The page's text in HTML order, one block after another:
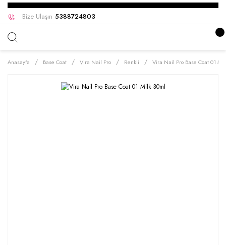
Bize Ulaşın 5388724803
Anasayfa Base Coat Vira Nail Pro Renkli Vira Nail Pro Base Coat 01